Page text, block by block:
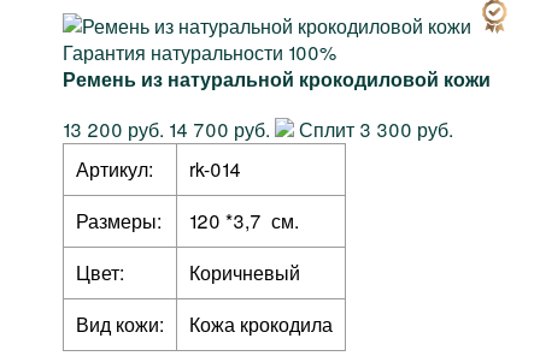
Гарантия натуральности 100%
Ремень из натуральной крокодиловой кожи
13 200 руб. 14 700 руб.
Сплит 3 300 руб.
Артикул:
rk-014
Размеры:
120 *3,7 см.
Цвет:
Коричневый
Вид кожи:
Кожа крокодила